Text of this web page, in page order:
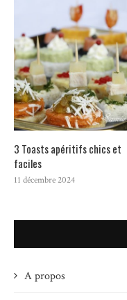
3 Toasts apéritifs chics et
faciles
11 décembre 2024
A propos